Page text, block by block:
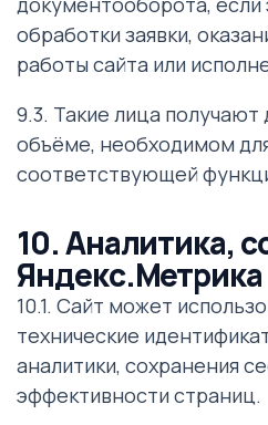
обработки заявки,
работы сайта или
9.3. Такие лица получают
объёме, необходимом
соответствующей
10. Аналитика,
Яндекс.Метрика
10.1. Сайт может
технические
аналитики, сохранения
эффективности страниц.